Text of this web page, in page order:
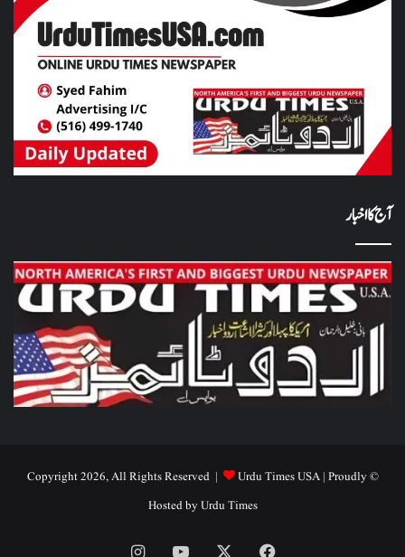
آج کا اخبار
© Copyright 2026, All Rights Reserved |
Urdu Times USA| Proudly
Hosted byUrdu Times
Facebook
YouTube